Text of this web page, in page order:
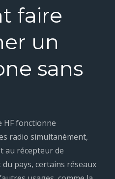
faire
un
sans
HF fonctionne
radio simultanément,
au récepteur de
du pays, certains réseaux